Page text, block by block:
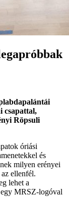
csapattal,
Röpsuli
óriási
és
milyen erényei
ellenfél.
lehet a
egy MRSZ-logóval